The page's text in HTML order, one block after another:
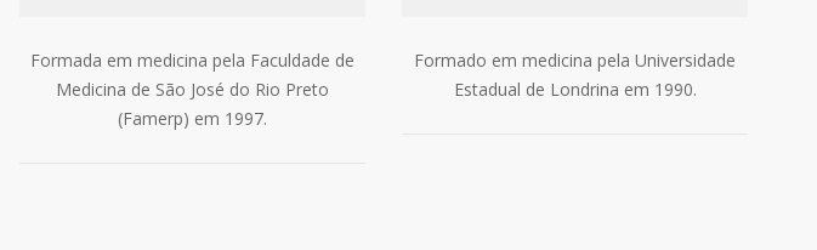
Formada em medicina pela Faculdade de
Medicina de São José do Rio Preto
(Famerp) em 1997.
Formado em medicina pela Universidade
Estadual de Londrina em 1990.